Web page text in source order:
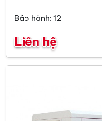
Bảo hành: 12
Liên hệ